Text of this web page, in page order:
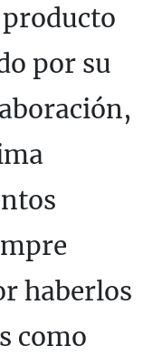
por su
haberlos
como